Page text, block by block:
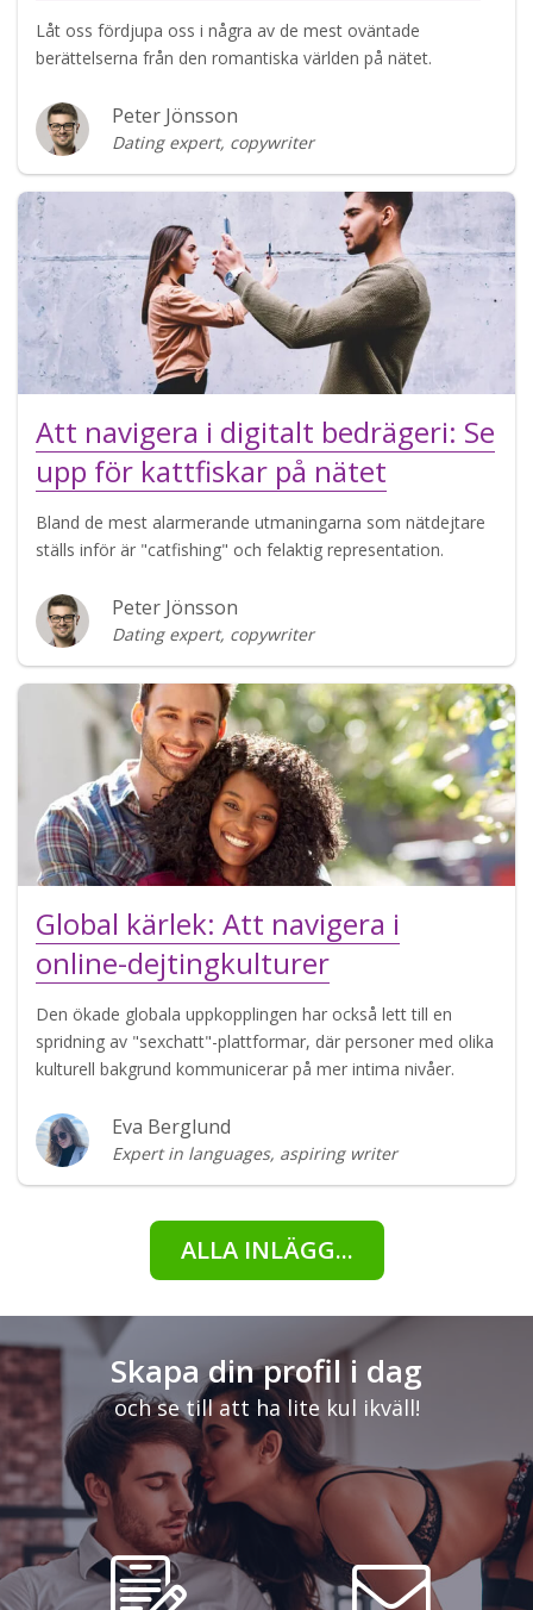
Låt oss fördjupa oss i några av de mest oväntade
berättelserna från den romantiska världen på nätet.
Peter Jönsson
Dating expert, copywriter
Att navigera i digitalt bedrägeri: Se
upp för kattfiskar på nätet
Bland de mest alarmerande utmaningarna som nätdejtare
ställs inför är "catfishing" och felaktig representation.
Peter Jönsson
Dating expert, copywriter
Global kärlek: Att navigera i
online-dejtingkulturer
Den ökade globala uppkopplingen har också lett till en
spridning av "sexchatt"-plattformar, där personer med olika
kulturell bakgrund kommunicerar på mer intima nivåer.
Eva Berglund
Expert in languages, aspiring writer
ALLA INLÄGG...
Skapa din profil i dag
och se till att ha lite kul ikväll!